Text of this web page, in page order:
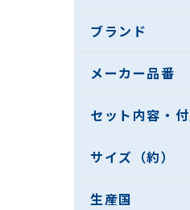
ブランド
メーカー品番
セット内容・
サイズ（約）
生産国